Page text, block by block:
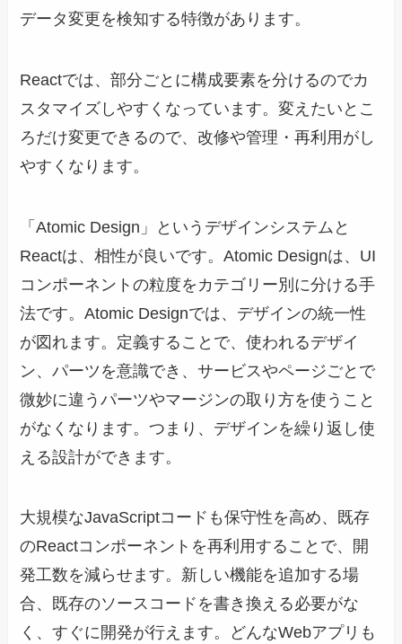
データ変更を検知する特徴があります。
Reactでは、部分ごとに構成要素を分けるのでカ
スタマイズしやすくなっています。変えたいとこ
ろだけ変更できるので、改修や管理・再利用がし
やすくなります。
「Atomic Design」というデザインシステムと
Reactは、相性が良いです。Atomic Designは、UI
コンポーネントの粒度をカテゴリー別に分ける手
法です。Atomic Designでは、デザインの統一性
が図れます。定義することで、使われるデザイ
ン、パーツを意識でき、サービスやページごとで
微妙に違うパーツやマージンの取り方を使うこと
がなくなります。つまり、デザインを繰り返し使
える設計ができます。
大規模なJavaScriptコードも保守性を高め、既存
のReactコンポーネントを再利用することで、開
発工数を減らせます。新しい機能を追加する場
合、既存のソースコードを書き換える必要がな
く、すぐに開発が行えます。どんなWebアプリも